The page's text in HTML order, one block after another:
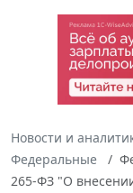
Новости и
Федеральные
265-ФЗ "О